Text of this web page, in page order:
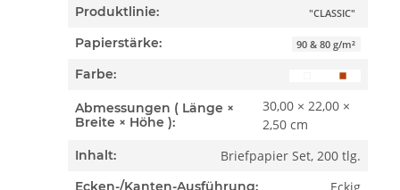
Produktlinie: "CLASSIC"
Papierstärke: 90 & 80 g/m²
Farbe:
Abmessungen ( Länge ×
Breite × Höhe ):
30,00 × 22,00 ×
2,50 cm
Inhalt: Briefpapier Set, 200 tlg.
Ecken-/Kanten-Ausführung: